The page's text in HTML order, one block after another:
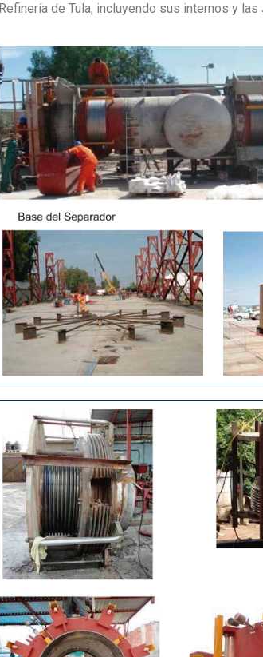
Refinería de Tula, incluyendo sus internos y